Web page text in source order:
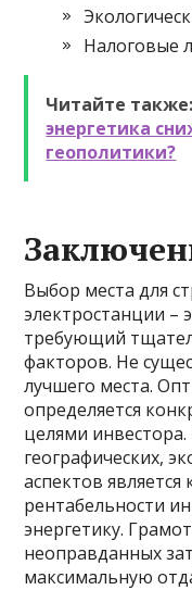
Налоговые
Читайте также:
энергетика
геополитики?
Выбор места для
электростанции –
требующий
факторов. Не
лучшего места.
определяется
целями
географических,
аспектов
рентабельности
энергетику.
неоправданных
максимальную